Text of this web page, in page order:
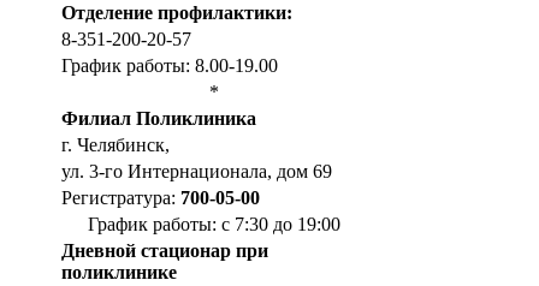
Отделение профилактики:
8-351-200-20-57
График работы: 8.00-19.00
*
Филиал Поликлиника
г. Челябинск,
ул. 3-го Интернационала, дом 69
Регистратура: 700-05-00
График работы: с 7:30 до 19:00
Дневной стационар при
поликлинике